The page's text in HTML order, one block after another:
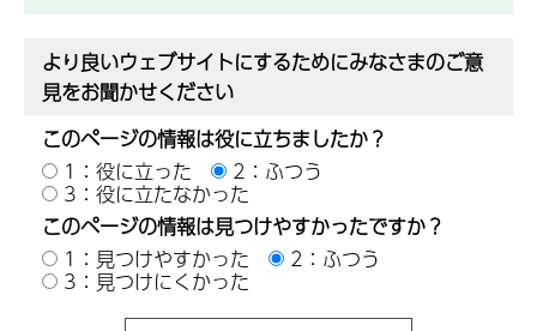
より良いウェブサイトにするためにみなさまのご意
見をお聞かせください
このページの情報は役に立ちましたか？
1：役に立った
2：ふつう
3：役に立たなかった
このページの情報は見つけやすかったですか？
1：見つけやすかった
2：ふつう
3：見つけにくかった